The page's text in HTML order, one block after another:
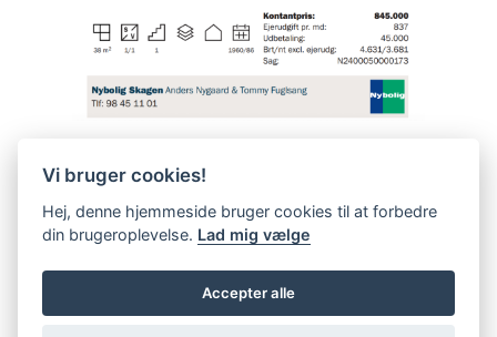
Vi bruger cookies!
Hej, denne hjemmeside bruger cookies til at forbedre
din brugeroplevelse. Lad mig vælge
Accepter alle